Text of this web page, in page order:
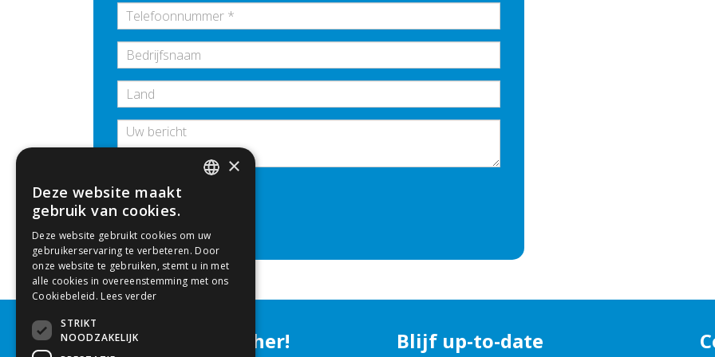
Bedrijfsnaam
Vraag aan
Let´s grow together! Blijf up-to-date
ENGLISH
×
Deze website maakt
gebruik van cookies.
Deze website gebruikt cookies om uw
gebruikerservaring te verbeteren. Door
onze website te gebruiken, stemt u in met
alle cookies in overeenstemming met ons
Cookiebeleid. Lees verder
STRIKT
NOODZAKELIJK